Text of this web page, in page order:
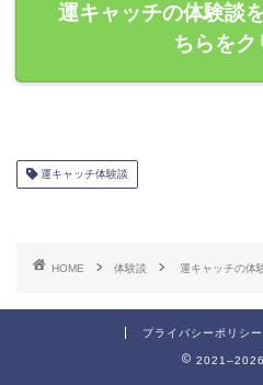
運キャッチの体験談
ちらをク
運キャッチ体験談
HOME 体験談 運キャッチの体
プライバシーポリシー